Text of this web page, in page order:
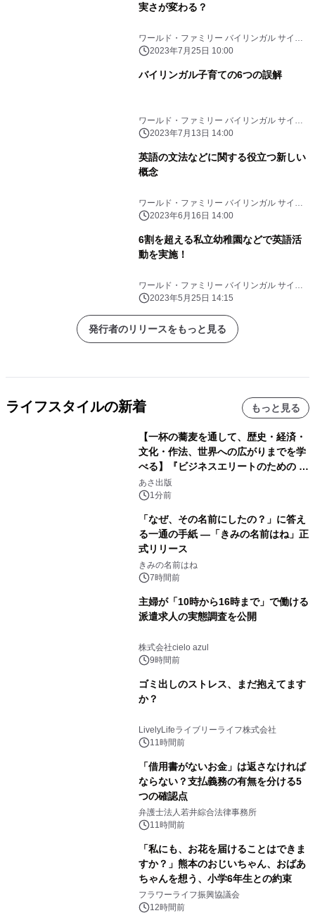
実さが変わる？
ワールド・ファミリー バイリンガル サイエ
ンス研究所
2023年7月25日 10:00
バイリンガル子育ての6つの誤解
ワールド・ファミリー バイリンガル サイエ
ンス研究所
2023年7月13日 14:00
英語の文法などに関する役立つ新しい
概念
ワールド・ファミリー バイリンガル サイエ
ンス研究所
2023年6月16日 14:00
6割を超える私立幼稚園などで英語活
動を実施！
ワールド・ファミリー バイリンガル サイエ
ンス研究所
2023年5月25日 14:15
発行者のリリースをもっと見る
ライフスタイルの新着 もっと見る
【一杯の蕎麦を通して、歴史・経済・
文化・作法、世界への広がりまでを学
べる】『ビジネスエリートのための 教
養としての蕎麦』2026年8月25日
（火）発売
あさ出版
1分前
「なぜ、その名前にしたの？」に答え
る一通の手紙 ―「きみの名前はね」正
式リリース
きみの名前はね
7時間前
主婦が「10時から16時まで」で働ける
派遣求人の実態調査を公開
株式会社cielo azul
9時間前
ゴミ出しのストレス、まだ抱えてます
か？
LivelyLifeライブリーライフ株式会社
11時間前
「借用書がないお金」は返さなければ
ならない？支払義務の有無を分ける5
つの確認点
弁護士法人若井綜合法律事務所
11時間前
「私にも、お花を届けることはできま
すか？」熊本のおじいちゃん、おばあ
ちゃんを想う、小学6年生との約束
フラワーライフ振興協議会
12時間前